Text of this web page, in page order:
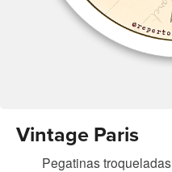
Vintage Paris
Pegatinas troqueladas